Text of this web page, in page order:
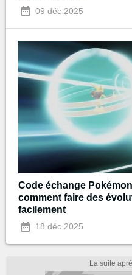
09 déc 2025
Code échange
comment faire des
facilement
18 déc 2025